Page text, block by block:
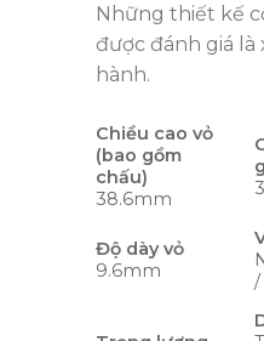
Những thiết kế
được đánh giá
hành.
Chiều cao vỏ
(bao gồm
chấu)
38.6mm
Độ dày vỏ
9.6mm
/